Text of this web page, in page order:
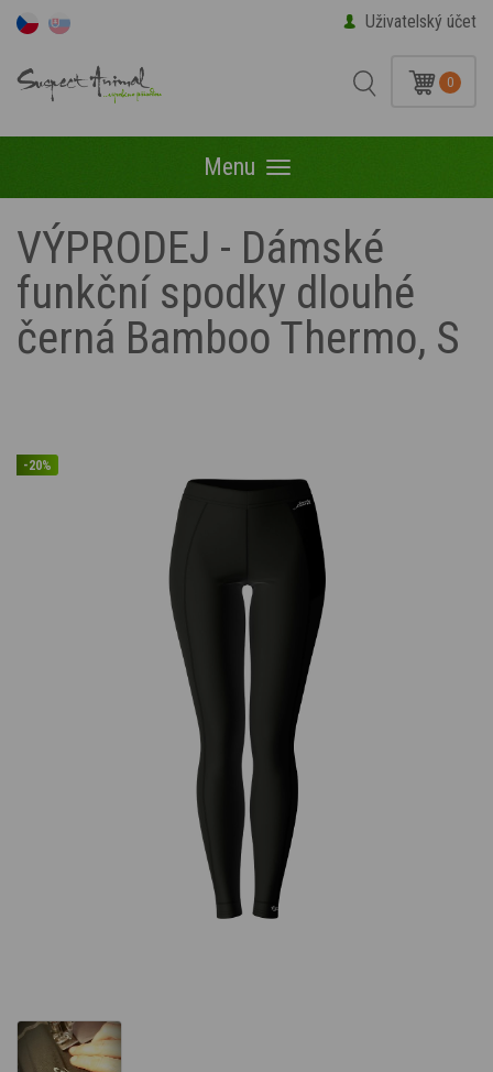
Uživatelský účet
0
Menu Menu
VÝPRODEJ - Dámské
funkční spodky dlouhé
černá Bamboo Thermo, S
-20%